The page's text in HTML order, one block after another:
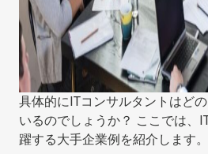
具体的にITコンサルタントはど
いるのでしょうか？ ここでは、
躍する大手企業例を紹介します。